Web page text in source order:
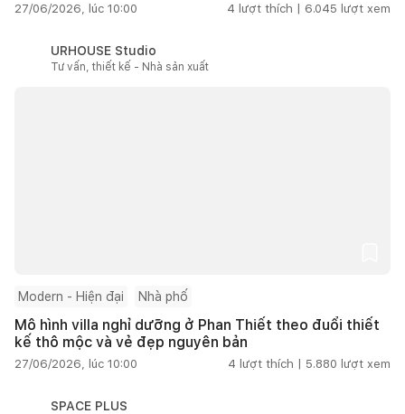
27/06/2026, lúc 10:00 4 lượt thích | 6.045 lượt xem
URHOUSE Studio
Tư vấn, thiết kế - Nhà sản xuất
Modern - Hiện đại Nhà phố
Mô hình villa nghỉ dưỡng ở Phan Thiết theo đuổi thiết
kế thô mộc và vẻ đẹp nguyên bản
27/06/2026, lúc 10:00 4 lượt thích | 5.880 lượt xem
SPACE PLUS